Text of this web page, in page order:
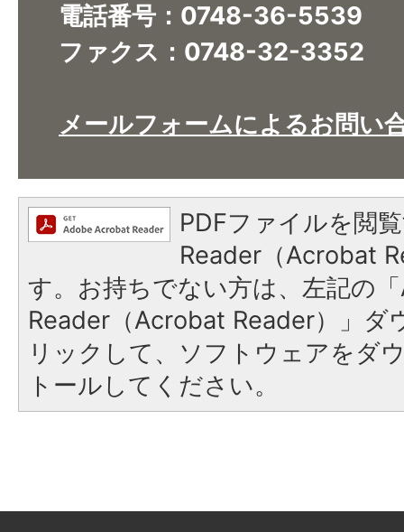
電話番号：0748-36-5539
ファクス：0748-32-3352
メールフォームによるお問い
PDFファイルを閲
Reader（Acrobat
す。お持ちでない方は、左記の
Reader（Acrobat Reader）」ダ
リックして、ソフトウェアをダ
トールしてください。